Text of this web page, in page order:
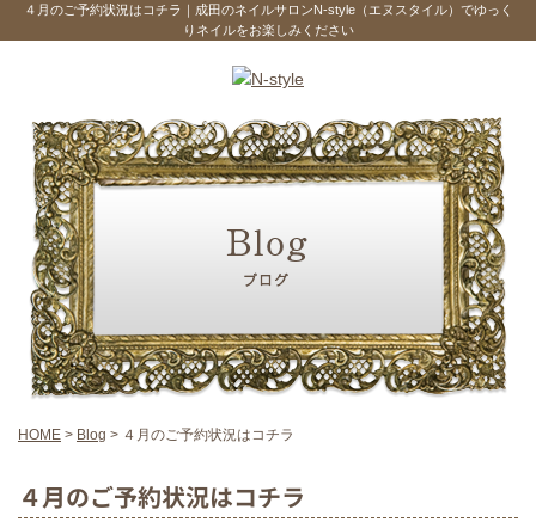
４月のご予約状況はコチラ｜成田のネイルサロンN-style（エヌスタイル）でゆっく
りネイルをお楽しみください
HOME > Blog > ４月のご予約状況はコチラ
４月のご予約状況はコチラ